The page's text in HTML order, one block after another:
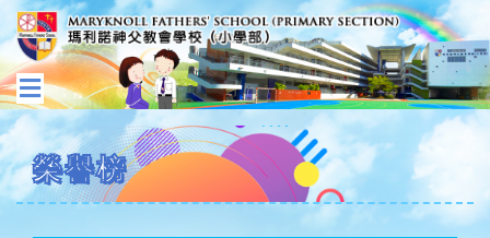
榮譽榜